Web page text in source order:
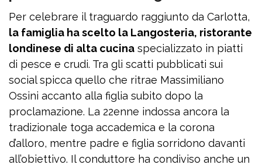
Per celebrare il traguardo raggiunto da Carlotta,
la famiglia ha scelto la Langosteria, ristorante
londinese di alta cucina specializzato in piatti
di pesce e crudi. Tra gli scatti pubblicati sui
social spicca quello che ritrae Massimiliano
Ossini accanto alla figlia subito dopo la
proclamazione. La 22enne indossa ancora la
tradizionale toga accademica e la corona
d’alloro, mentre padre e figlia sorridono davanti
all’obiettivo. Il conduttore ha condiviso anche un